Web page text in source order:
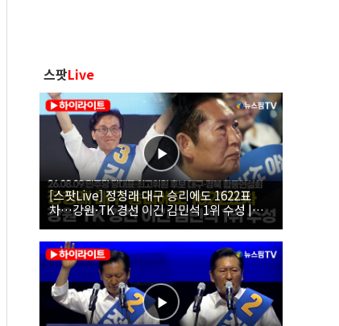
스팟Live
[스팟Live] 정청래 대구 승리에도 1622표
차…강원·TK 경선 이긴 김민석 1위 수성 |
26.08.09 더불어민주당 당대표·최고위원 후
보 대구·경북 합동연설회